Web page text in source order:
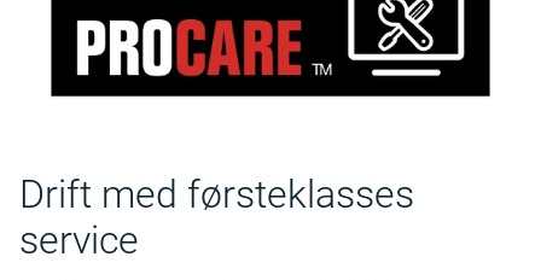
Drift med førsteklasses
service